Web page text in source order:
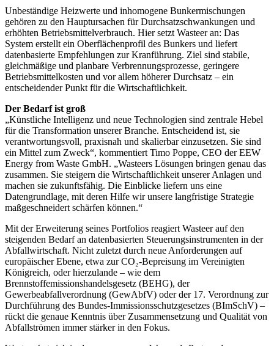
Unbeständige Heizwerte und inhomogene Bunkermischungen
gehören zu den Hauptursachen für Durchsatzschwankungen und
erhöhten Betriebsmittelverbrauch. Hier setzt Wasteer an: Das
System erstellt ein Oberflächenprofil des Bunkers und liefert
datenbasierte Empfehlungen zur Kranführung. Ziel sind stabile,
gleichmäßige und planbare Verbrennungsprozesse, geringere
Betriebsmittelkosten und vor allem höherer Durchsatz – ein
entscheidender Punkt für die Wirtschaftlichkeit.
Der Bedarf ist groß
„Künstliche Intelligenz und neue Technologien sind zentrale Hebel
für die Transformation unserer Branche. Entscheidend ist, sie
verantwortungsvoll, praxisnah und skalierbar einzusetzen. Sie sind
ein Mittel zum Zweck“, kommentiert Timo Poppe, CEO der EEW
Energy from Waste GmbH. „Wasteers Lösungen bringen genau das
zusammen. Sie steigern die Wirtschaftlichkeit unserer Anlagen und
machen sie zukunftsfähig. Die Einblicke liefern uns eine
Datengrundlage, mit deren Hilfe wir unsere langfristige Strategie
maßgeschneidert schärfen können.“
Mit der Erweiterung seines Portfolios reagiert Wasteer auf den
steigenden Bedarf an datenbasierten Steuerungsinstrumenten in der
Abfallwirtschaft. Nicht zuletzt durch neue Anforderungen auf
europäischer Ebene, etwa zur CO₂-Bepreisung im Vereinigten
Königreich, oder hierzulande – wie dem
Brennstoffemissionshandelsgesetz (BEHG), der
Gewerbeabfallverordnung (GewAbfV) oder der 17. Verordnung zur
Durchführung des Bundes-Immissionsschutzgesetzes (BImSchV) –
rückt die genaue Kenntnis über Zusammensetzung und Qualität von
Abfallströmen immer stärker in den Fokus.